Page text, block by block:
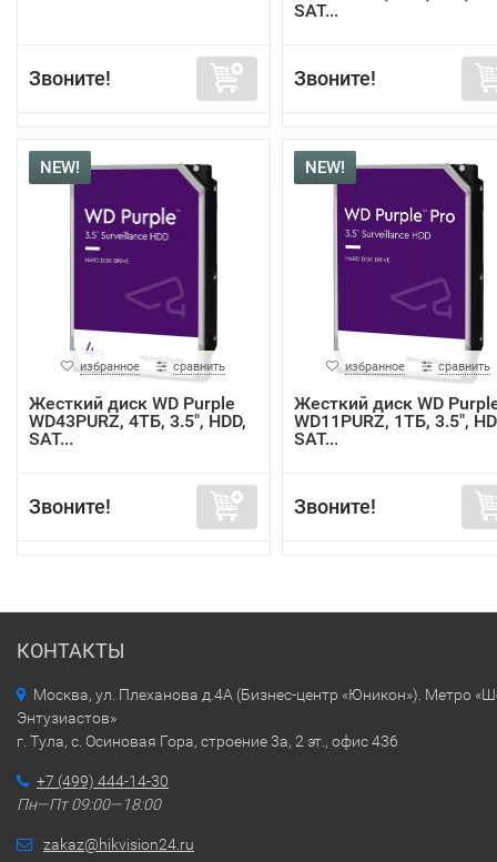
Звоните!
SAT...
Звоните!
NEW!
избранное сравнить
Жесткий диск WD Purple
WD43PURZ, 4ТБ, 3.5", HDD,
SAT...
Звоните!
NEW!
избранное сравнить
Жесткий диск WD
WD11PURZ, 1ТБ, 3.5",
SAT...
Звоните!
КОНТАКТЫ
Москва, ул. Плеханова д.4А (Бизнес-центр «Юникон»). Метро
Энтузиастов»
г. Тула, с. Осиновая Гора, строение 3а, 2 эт., офис 436
+7 (499) 444-14-30
Пн—Пт 09:00—18:00
zakaz@hikvision24.ru